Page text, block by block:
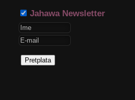
Jahawa Newsletter